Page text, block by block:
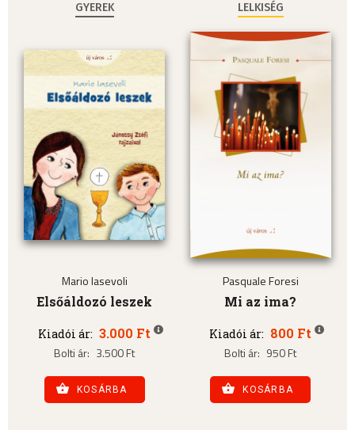
GYEREK
Mario Iasevoli
Elsőáldozó leszek
Kiadói ár: 3.000 Ft
Bolti ár: 3.500 Ft
KOSÁRBA
LELKISÉG
Pasquale Foresi
Mi az ima?
Kiadói ár: 800 Ft
Bolti ár: 950 Ft
KOSÁRBA